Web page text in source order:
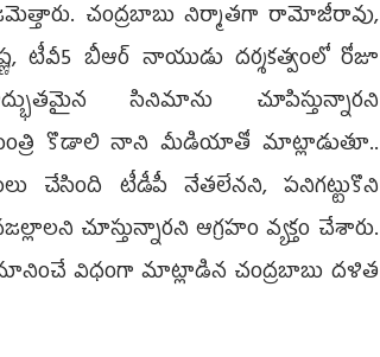
చంద్రబాబు నిర్మాతగా రామోజీరావు,
టీవీ5 బీఆర్‌ నాయుడు దర్శకత్వంలో రోజూ
సినిమాను చూపిస్తున్నారని
కొడాలి నాని మీడియాతో మాట్లాడుతూ..
చేసింది టీడీపీ నేతలేనని, పనిగట్టుకొని
చూస్తున్నారని ఆగ్రహం వ్యక్తం చేశారు.
విధంగా మాట్లాడిన చంద్రబాబు దళిత